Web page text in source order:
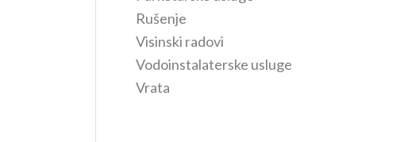
Rušenje
Visinski radovi
Vodoinstalaterske usluge
Vrata